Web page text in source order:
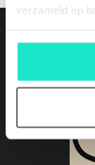
verzameld op